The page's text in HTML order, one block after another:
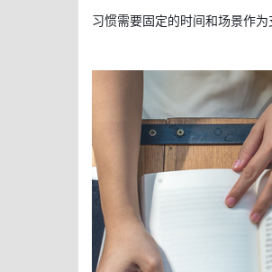
习惯需要固定的时间和场景作